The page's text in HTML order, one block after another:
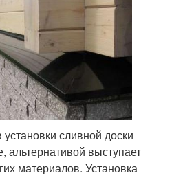
сливной доски
альтернативой выступает
материалов. Установка